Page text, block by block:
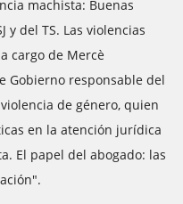
machista: Buenas
y del TS. Las violencias
cargo de Mercè
Gobierno responsable del
de género, quien
en la atención jurídica
El papel del abogado: las